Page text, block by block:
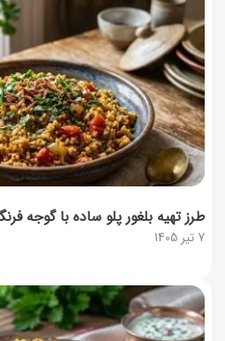
7 تیر 1405
طرز تهیه بلغور پلو ساده با گوجه